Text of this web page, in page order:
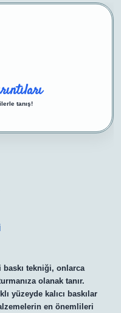
tanış!
baskı tekniği, onlarca
olanak tanır.
yüzeyde kalıcı baskılar
en önemlileri